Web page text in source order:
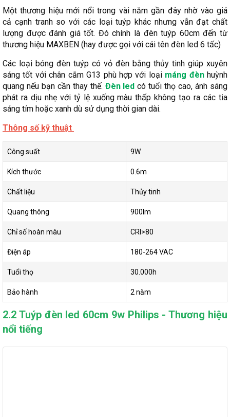
Một thương hiệu mới nổi trong vài năm gần đây nhờ vào giá
cả cạnh tranh so với các loại tuýp khác nhưng vẫn đạt chất
lượng được đánh giá tốt. Đó chính là đèn tuýp 60cm đến từ
thương hiệu MAXBEN (hay được gọi với cái tên đèn led 6 tấc)
Các loại bóng đèn tuýp có vỏ đèn bằng thủy tinh giúp xuyên
sáng tốt với chân cắm G13 phù hợp với loại máng đènhuỳnh
quang nếu bạn cần thay thế. Đèn led có tuổi thọ cao, ánh sáng
phát ra dịu nhẹ với tỷ lệ xuống màu thấp không tạo ra các tia
sáng tím hoặc xanh dù sử dụng thời gian dài.
Thông số kỹ thuật
Công suất 9W
Kích thước 0.6m
Chất liệu Thủy tinh
Quang thông 900lm
Chỉ số hoàn màu CRI>80
Điện áp 180-264 VAC
Tuổi thọ 30.000h
Bảo hành 2 năm
2.2 Tuýp đèn led 60cm 9w Philips - Thương hiệu
nổi tiếng